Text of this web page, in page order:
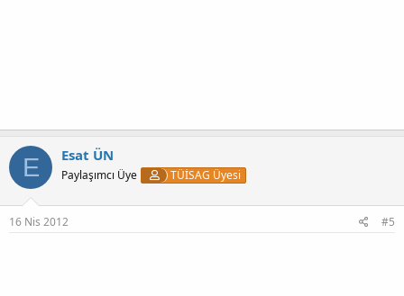
E Esat ÜN
Paylaşımcı Üye TÜİSAG Üyesi
16 Nis 2012 #5